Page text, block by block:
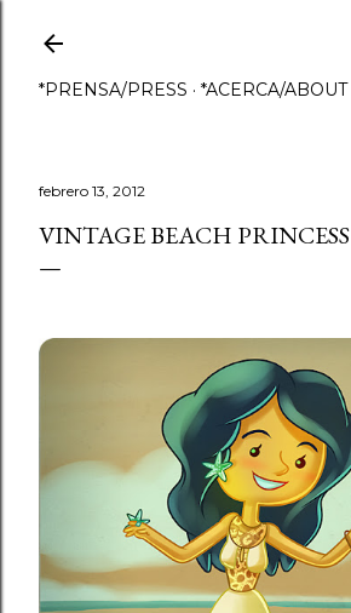
*PRENSA/PRESS *ACERCA/ABOUT
febrero 13, 2012
VINTAGE BEACH PRINCESS